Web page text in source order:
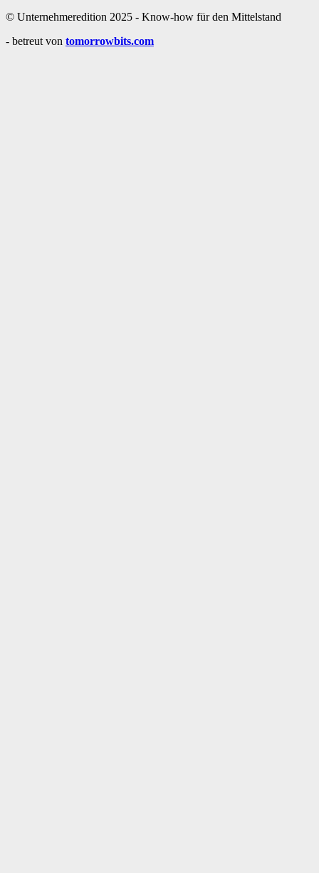
© Unternehmeredition 2025 - Know-how für den Mittelstand
- betreut von tomorrowbits.com